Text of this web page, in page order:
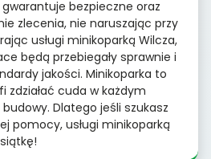
gwarantuje bezpieczne oraz
zlecenia, nie naruszając przy
usługi minikoparką Wilcza,
będą przebiegały sprawnie i
jakości. Minikoparka to
zdziałać cuda w każdym
Dlatego jeśli szukasz
pomocy, usługi minikoparką